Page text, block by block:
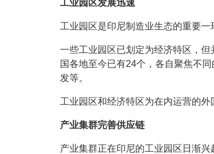
工业园区发展迅速
工业园区是印尼制造业生态的重要一
一些工业园区已划定为经济特区，
国各地至今已有24个，各自聚焦不
发等。
工业园区和经济特区为在内运营的外
产业集群完善供应链
产业集群正在印尼的工业园区日渐